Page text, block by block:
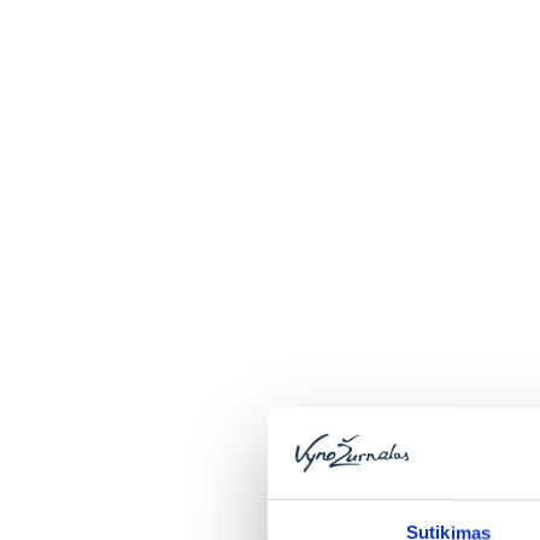
Sutikimas
Vynozurnalas.lt nerenka informacijos
perduoda pats vynozurnalas.lt
rinkodaros tikslais, kaip